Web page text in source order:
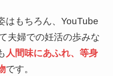
はもちろん、YouTube
夫婦での妊活の歩みな
人間味にあふれ、等身
です。